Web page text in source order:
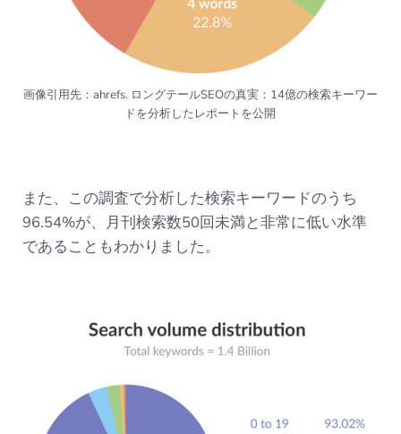
画像引用先：ahrefs. ロングテールSEOの真実：14億の検索キーワー
ドを分析したレポートを公開
また、この調査で分析した検索キーワードのうち
96.54%が、月刊検索数50回未満と非常に低い水準
であることもわかりました。